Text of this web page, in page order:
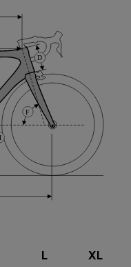
D
F
L XL